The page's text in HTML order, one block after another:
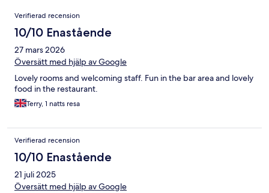
Recensioner
Verifierad recension
10/10 Enastående
27 mars 2026
Översätt med hjälp av Google
Lovely rooms and welcoming staff. Fun in the bar area and lovely
food in the restaurant.
Terry, 1 natts resa
Verifierad recension
10/10 Enastående
21 juli 2025
Översätt med hjälp av Google